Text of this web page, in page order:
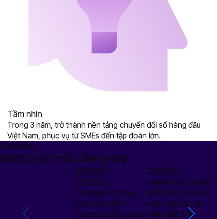
Tầm nhìn
Trong 3 năm, trở thành nền tảng chuyển đổi số hàng đầu
Việt Nam, phục vụ từ SMEs đến tập đoàn lớn.
Hành trình
Những cột mốc đáng nhớ
10/2020 –
12/2020
Chỉ trong 3 tháng,
phiên bản MVP
(Gemsocial 1) ra đời
02/2023
Gemsocial 2 được
giới thiệu với nâng
cấp vượt bậc về
hiệu suất, trải